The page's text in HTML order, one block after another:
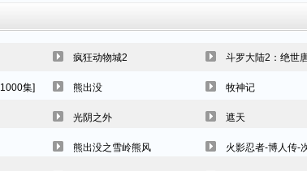
疯狂动物城2 斗罗大陆2：绝世
集] 熊出没 牧神记
光阴之外 遮天
熊出没之雪岭熊风 火影忍者-博人传-